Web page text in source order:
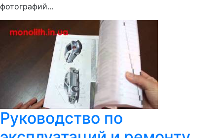
фотографий...
Руководство по